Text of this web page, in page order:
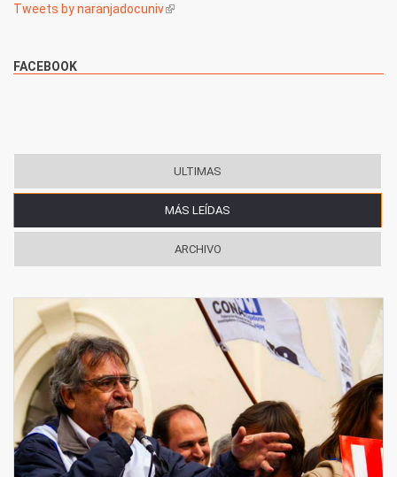
Tweets by naranjadocuniv(link is external)
FACEBOOK
ULTIMAS
MÁS LEÍDAS
ARCHIVO